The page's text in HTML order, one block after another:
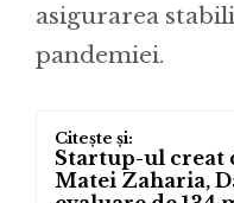
asigurarea
pandemiei.
Startup-ul creat
Matei Zaharia,